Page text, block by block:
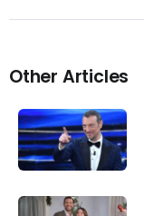
Other Articles